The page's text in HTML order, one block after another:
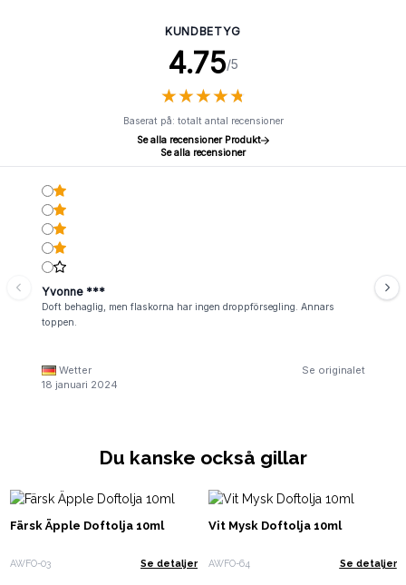
KUNDBETYG
4.75/5
★★★★★
★★★★★
Baserat på: totalt antal recensioner
Se alla recensioner Produkt
Se alla recensioner
Yvonne ***
Doft behaglig, men flaskorna har ingen droppförsegling. Annars
toppen.
Wetter
Se originalet
18 januari 2024
Du kanske också gillar
Färsk Äpple Doftolja 10ml
AWFO-03 Se detaljer
Vit Mysk Doftolja 10ml
AWFO-64 Se detaljer